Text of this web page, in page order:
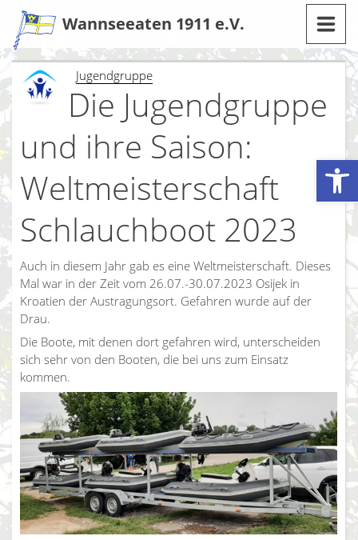
Werkzeugleiste öffnen
Zum
Inhalt
Wannseeaten 1911 e.V.
Jugendgruppe
Die Jugendgruppe
und ihre Saison:
Weltmeisterschaft
Schlauchboot 2023
Auch in diesem Jahr gab es eine Weltmeisterschaft. Dieses
Mal war in der Zeit vom 26.07.-30.07.2023 Osijek in
Kroatien der Austragungsort. Gefahren wurde auf der
Drau.
Die Boote, mit denen dort gefahren wird, unterscheiden
sich sehr von den Booten, die bei uns zum Einsatz
kommen.